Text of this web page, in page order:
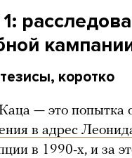
коротко
— это попытка
в адрес
в 1990-х, и за